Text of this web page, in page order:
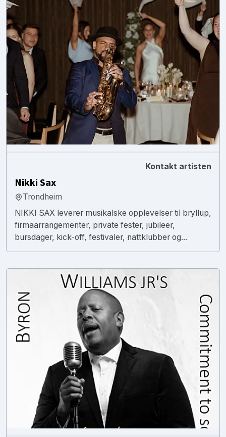
Kontakt artisten
Nikki Sax
Trondheim
NIKKI SAX leverer musikalske opplevelser til bryllup,
firmaarrangementer, private fester, jubileer,
bursdager, kick-off, festivaler, nattklubber og...